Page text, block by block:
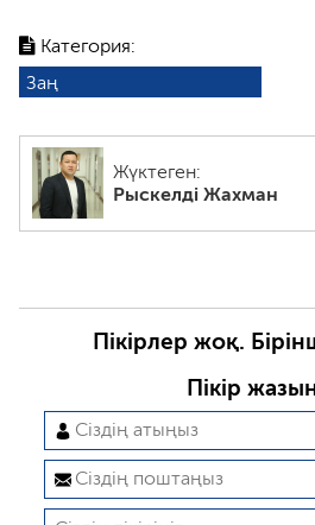
Категория:
Заң
Жүктеген:
Рыскелді Жахман
Пікірлер жоқ.
Пікір